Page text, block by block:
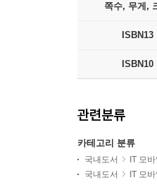
쪽수, 무게,
ISBN13
ISBN10
관련분류
카테고리 분류
국내도서 IT 모바
국내도서
IT 모바